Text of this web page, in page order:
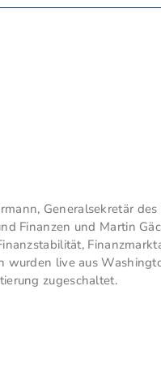
Generalsekretär
Finanzen und Martin
wurden live aus
zugeschaltet.